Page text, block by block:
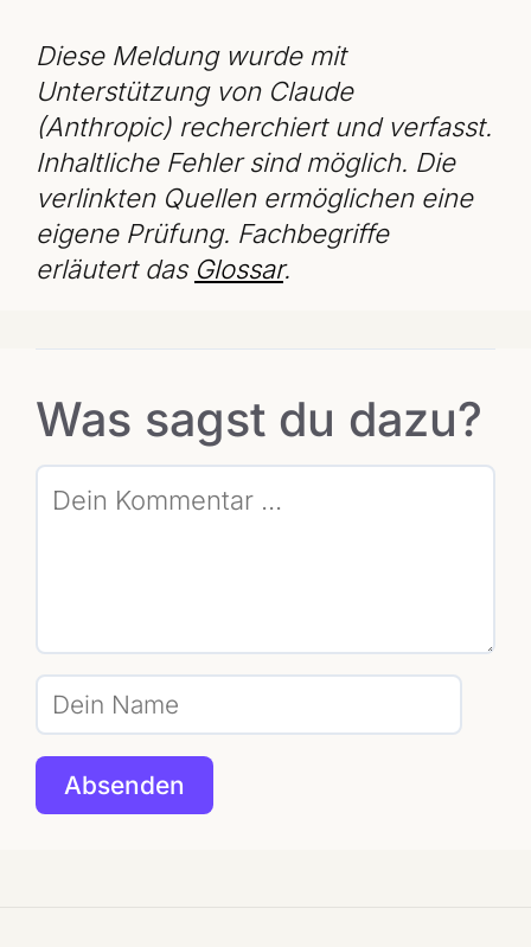
Diese Meldung wurde mit
Unterstützung von Claude
(Anthropic) recherchiert und verfasst.
Inhaltliche Fehler sind möglich. Die
verlinkten Quellen ermöglichen eine
eigene Prüfung. Fachbegriffe
erläutert das Glossar.
Was sagst du dazu?